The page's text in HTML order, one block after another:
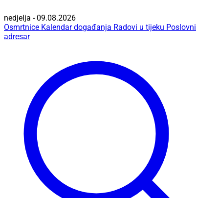
nedjelja - 09.08.2026
Osmrtnice Kalendar događanja Radovi u tijeku Poslovni
adresar